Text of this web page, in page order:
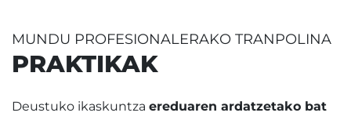
MUNDU PROFESIONALERAKO TRANPOLINA
PRAKTIKAK
Deustuko ikaskuntza ereduaren ardatzetako bat